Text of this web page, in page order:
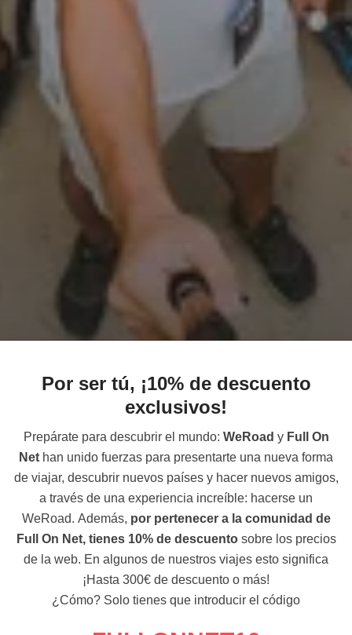
Por ser tú, ¡10% de descuento
exclusivos!
Prepárate para descubrir el mundo: WeRoad y Full On
Net han unido fuerzas para presentarte una nueva forma
de viajar, descubrir nuevos países y hacer nuevos amigos,
a través de una experiencia increíble: hacerse un
WeRoad. Además, por pertenecer a la comunidad de
Full On Net, tienes 10% de descuento sobre los precios
de la web. En algunos de nuestros viajes esto significa
¡Hasta 300€ de descuento o más!
¿Cómo? Solo tienes que introducir el código